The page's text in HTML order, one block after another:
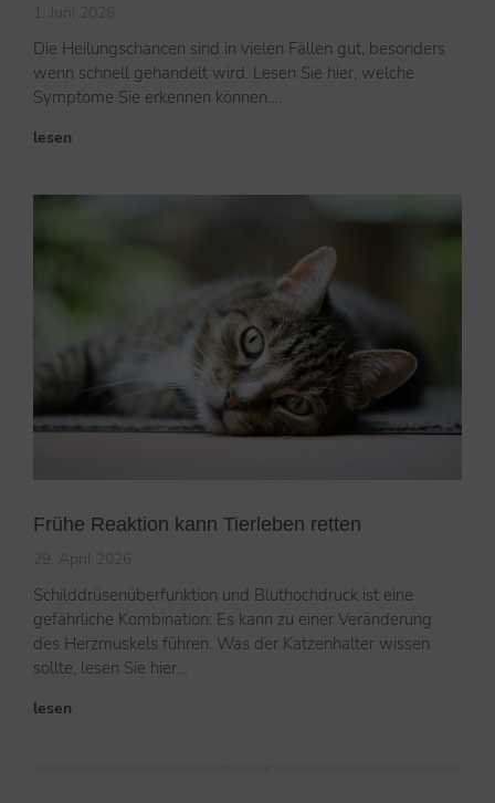
1. Juni 2026
Die Heilungschancen sind in vielen Fällen gut, besonders
wenn schnell gehandelt wird. Lesen Sie hier, welche
Symptome Sie erkennen können….
lesen
Frühe Reaktion kann Tierleben retten
Schilddrüsenüberfunktion und Bluthochdruck ist eine
gefährliche Kombination: Es kann zu einer Veränderung
des Herzmuskels führen. Was der Katzenhalter wissen
sollte, lesen Sie hier…
lesen